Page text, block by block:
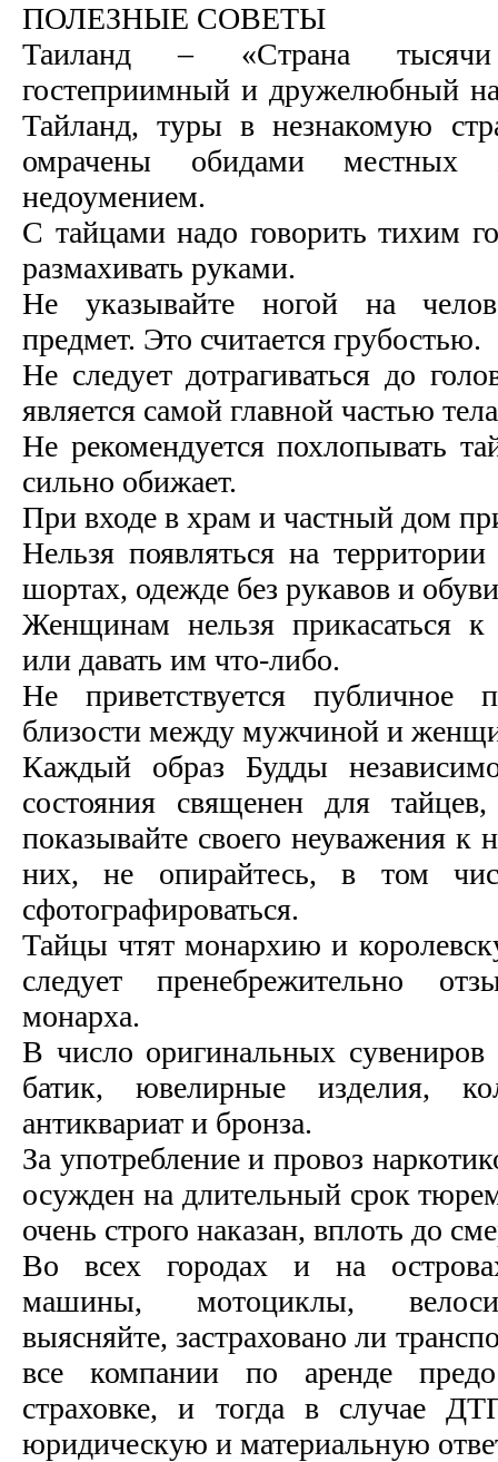
ПОЛЕЗНЫЕ СОВЕТЫ
Таиланд – «Cтрана
гостеприимный и дружелюбный
Тайланд, туры в незнакомую
омрачены обидами
недоумением.
С тайцами надо говорить тихим
размахивать руками.
Не указывайте ногой на
предмет. Это считается грубостью.
Не следует дотрагиваться до
является самой главной частью
Не рекомендуется похлопывать
сильно обижает.
При входе в храм и частный дом
Нельзя появляться на
шортах, одежде без рукавов и
Женщинам нельзя прикасаться
или давать им что-либо.
Не приветствуется публичное
близости между мужчиной и
Каждый образ Будды
состояния священен для
показывайте своего неуважения к
них, не опирайтесь, в том
сфотографироваться.
Тайцы чтят монархию и
следует пренебрежительно
монарха.
В число оригинальных сувениров
батик, ювелирные изделия,
антиквариат и бронза.
За употребление и провоз
осужден на длительный срок
очень строго наказан, вплоть до
Во всех городах и на
машины, мотоциклы,
выясняйте, застраховано ли
все компании по аренде
страховке, и тогда в случае
юридическую и материальную